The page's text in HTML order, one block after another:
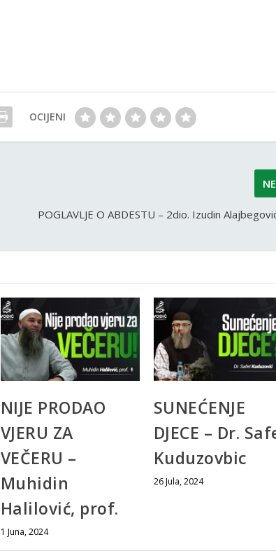
OCIJENI
POGLAVLJE O ABDESTU – 2dio. Izudin
NIJE PRODAO
VJERU ZA
VEČERU –
Muhidin
Halilović, prof.
1 Juna, 2024
SUNEĆENJE
DJECE – Dr.
Kuduzovbic
26 Jula, 2024